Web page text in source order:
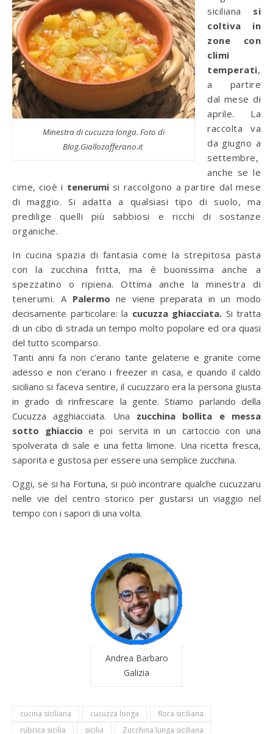
Minestra di cucuzza longa. Foto di
Blog.Giallozafferano.it
siciliana si
coltiva in
zone con
climi
temperati,
a partire
dal mese di
aprile. La
raccolta va
da giugno a
settembre,
anche se le
cime, cioè i tenerumisi raccolgono a partire dal mese
di maggio. Si adatta a qualsiasi tipo di suolo, ma
predilige quelli più sabbiosi e ricchi di sostanze
organiche.
In cucina spazia di fantasia come la strepitosa pasta
con la zucchina fritta, ma è buonissima anche a
spezzatino o ripiena. Ottima anche la minestra di
tenerumi.A Palermo ne viene preparata in un modo
decisamente particolare: la cucuzza ghiacciata. Si tratta
di un cibo di strada un tempo molto popolare ed ora quasi
del tutto scomparso.
Tanti anni fa non c’erano tante gelaterie e granite come
adesso e non c’erano i freezer in casa, e quando il caldo
siciliano si faceva sentire, il cucuzzaro era la persona giusta
in grado di rinfrescare la gente. Stiamo parlando della
Cucuzza agghiacciata. Una zucchina bollita e messa
sotto ghiaccioe poi servita in un cartoccio con una
spolverata di sale e una fetta limone. Una ricetta fresca,
saporita e gustosa per essere una semplice zucchina.
Oggi, se si ha Fortuna, si può incontrare qualche cucuzzaru
nelle vie del centro storico per gustarsi un viaggio nel
tempo con i sapori di una volta.
Andrea Barbaro
Galizia
cucina siciliana cucuzza longa
flora siciliana
rubrica sicilia
sicilia Zucchina lunga siciliana